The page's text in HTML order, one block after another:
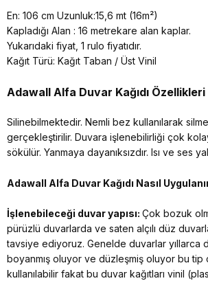
En: 106 cm Uzunluk:15,6 mt (16m²)
Kapladığı Alan : 16 metrekare alan kaplar.
Yukarıdaki fiyat, 1 rulo fiyatıdır.
Kağıt Türü: Kağıt Taban / Üst Vinil
Adawall Alfa Duvar Kağıdı Özellikleri
Silinebilmektedir. Nemli bez kullanılarak
gerçekleştirilir. Duvara işlenebilirliği çok
sökülür. Yanmaya dayanıksızdır. Isı ve ses
Adawall Alfa Duvar Kağıdı Nasıl
İşlenebileceği duvar yapısı: Çok bozuk
pürüzlü duvarlarda ve saten alçılı düz
tavsiye ediyoruz. Genelde duvarlar yıllarca
boyanmış oluyor ve düzleşmiş oluyor bu tip
kullanılabilir fakat bu duvar kağıtları vinil